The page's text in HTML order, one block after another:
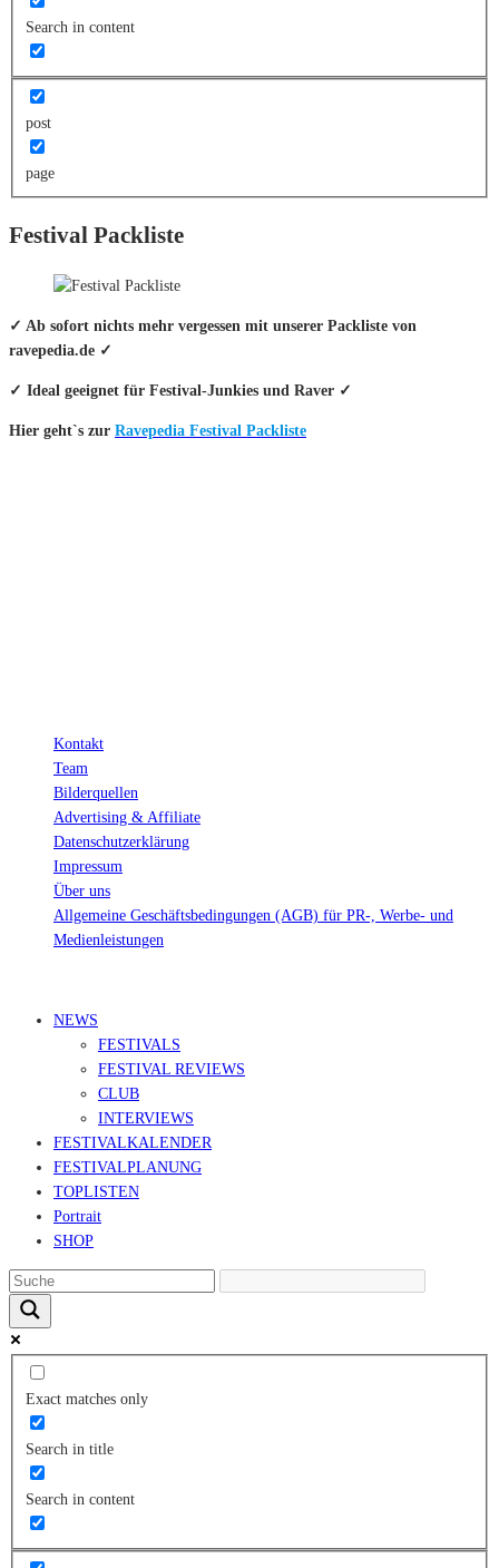
Search in content
post
page
Festival Packliste
✓ Ab sofort nichts mehr vergessen mit unserer Packliste von
ravepedia.de ✓
✓ Ideal geeignet für Festival-Junkies und Raver ✓
Hier geht`s zur Ravepedia Festival Packliste
Kontakt
Team
Bilderquellen
Advertising & Affiliate
Datenschutzerklärung
Impressum
Über uns
Allgemeine Geschäftsbedingungen (AGB) für PR-, Werbe- und
Medienleistungen
NEWS
FESTIVALS
FESTIVAL REVIEWS
CLUB
INTERVIEWS
FESTIVALKALENDER
FESTIVALPLANUNG
TOPLISTEN
Portrait
SHOP
Exact matches only
Search in title
Search in content